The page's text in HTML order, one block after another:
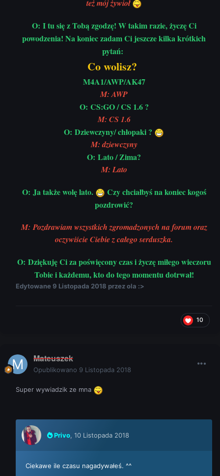
też mój żywioł
O: I tu się z Tobą zgodzę! W takim razie, życzę Ci
powodzenia! Na koniec zadam Ci jeszcze kilka krótkich
pytań:
Co wolisz?
M4A1/AWP/AK47
M: AWP
O: CS:GO / CS 1.6 ?
M: CS 1.6
O: Dziewczyny/ chłopaki ?
M: dziewczyny
O: Lato / Zima?
M: Lato
O: Ja także wolę lato.
Czy chciałbyś na koniec kogoś
pozdrowić?
M: Pozdrawiam wszystkich zgromadzonych na forum oraz
oczywiście Ciebie z całego serduszka.
O: Dziękuję Ci za poświęcony czas i życzę miłego wieczoru
Tobie i każdemu, kto do tego momentu dotrwał!
Edytowane 9 Listopada 2018 przez ola :>
10
Mateuszek
Opublikowano 9 Listopada 2018
Super wywiadzik ze mna
Privo, 10 Listopada 2018
Ciekawe ile czasu nagadywałeś. ^^